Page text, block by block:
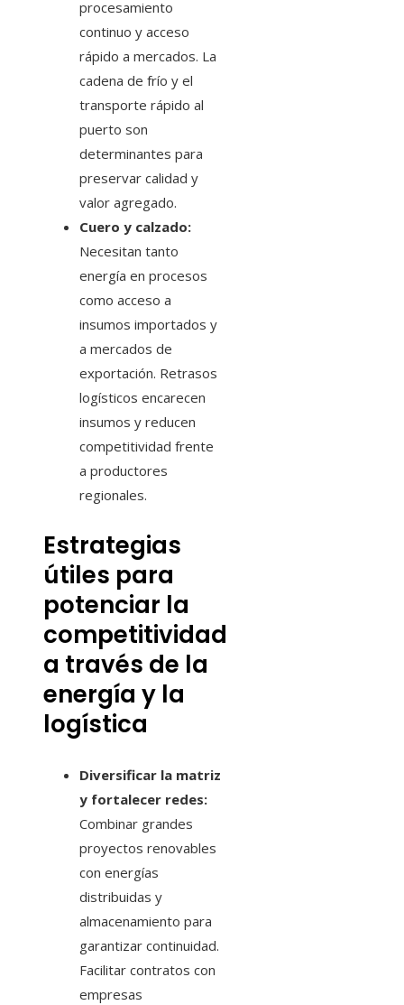
procesamiento
continuo y acceso
rápido a mercados. La
cadena de frío y el
transporte rápido al
puerto son
determinantes para
preservar calidad y
valor agregado.
Cuero y calzado:
Necesitan tanto
energía en procesos
como acceso a
insumos importados y
a mercados de
exportación. Retrasos
logísticos encarecen
insumos y reducen
competitividad frente
a productores
regionales.
Estrategias
útiles para
potenciar la
competitividad
a través de la
energía y la
logística
Diversificar la matriz
y fortalecer redes:
Combinar grandes
proyectos renovables
con energías
distribuidas y
almacenamiento para
garantizar continuidad.
Facilitar contratos con
empresas